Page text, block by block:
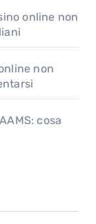
online non
non
cosa